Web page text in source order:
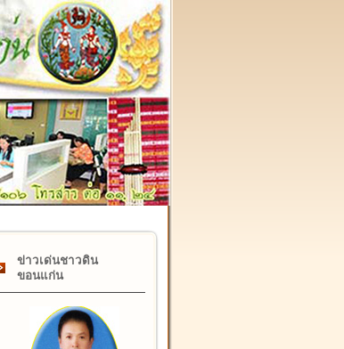
๑๗ กุมภาพันธ์ "วันคล้ายวันสถาปนากรมที่ดิน" ครบรอบ ๑๒๒
ข่าวเด่นชาวดิน
ขอนแก่น